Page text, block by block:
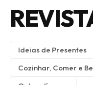
Ideias de Presentes
Cozinhar, Comer e